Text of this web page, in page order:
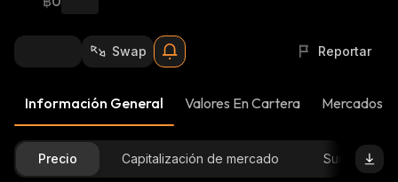
Swap Reportar
Información General Valores En Cartera Mercados
Precio Capitalización de mercado Suministro